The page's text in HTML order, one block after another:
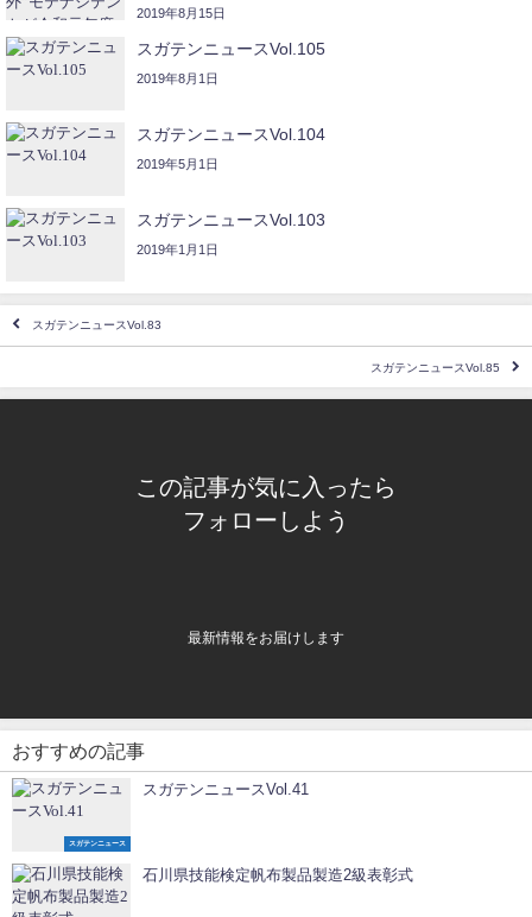
2019年8月15日
スガテンニュースVol.105
2019年8月1日
スガテンニュースVol.104
2019年5月1日
スガテンニュースVol.103
2019年1月1日
スガテンニュースVol.83
スガテンニュースVol.85
この記事が気に入ったら
フォローしよう
最新情報をお届けします
おすすめの記事
スガテンニュース
スガテンニュースVol.41
石川県技能検定帆布製品製造2級表彰式